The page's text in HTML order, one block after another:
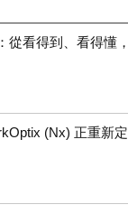
從看得到、看得懂，
(Nx) 正重新定